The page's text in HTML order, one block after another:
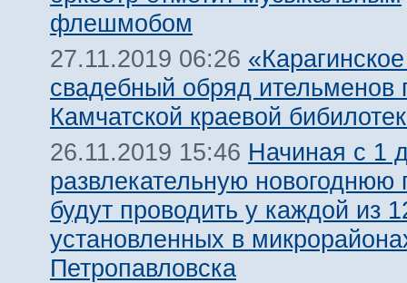
флешмобом
27.11.2019 06:26
свадебный обряд ительменов
Камчатской краевой
26.11.2019 15:46 Начиная с 1
развлекательную новогоднюю
будут проводить у каждой из
установленных в
Петропавловска